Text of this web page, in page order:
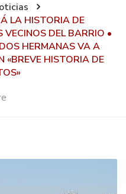
LA HISTORIA DE
DEL BARRIO •
HERMANAS VA A
«BREVE HISTORIA DE